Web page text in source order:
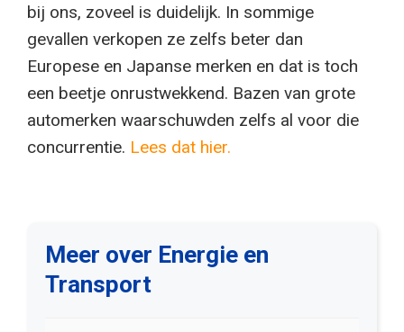
bij ons, zoveel is duidelijk. In sommige
gevallen verkopen ze zelfs beter dan
Europese en Japanse merken en dat is toch
een beetje onrustwekkend. Bazen van grote
automerken waarschuwden zelfs al voor die
concurrentie. Lees dat hier.
Meer over Energie en
Transport